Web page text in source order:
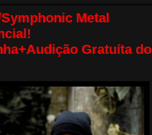
Metal
Gratuíta do